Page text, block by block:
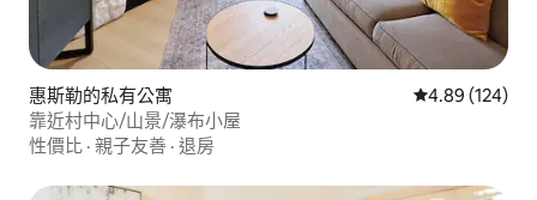
惠斯勒的私有公寓 從 124 則評價
4.89 (124)
靠近村中心/山景/瀑布小屋
性價比 · 親子友善 · 退房